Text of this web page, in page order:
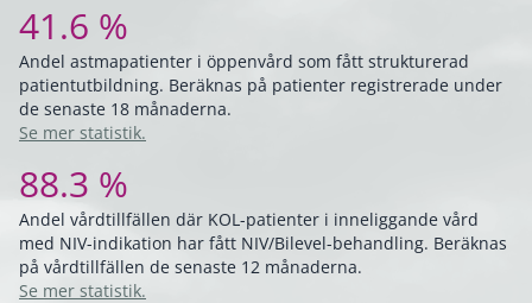
41.6 %
Andel astmapatienter i öppenvård som fått strukturerad
patientutbildning. Beräknas på patienter registrerade under
de senaste 18 månaderna.
Se mer statistik.
88.3 %
Andel vårdtillfällen där KOL-patienter i inneliggande vård
med NIV-indikation har fått NIV/Bilevel-behandling. Beräknas
på vårdtillfällen de senaste 12 månaderna.
Se mer statistik.